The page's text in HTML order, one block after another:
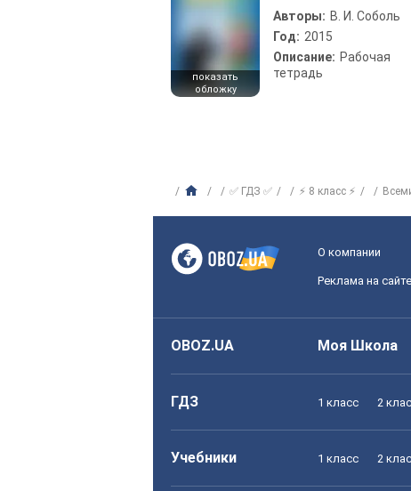
показать
обложку
Авторы: В. И. Соболь
Год: 2015
Описание: Рабочая
тетрадь
✅ ГДЗ ✅ ⚡ 8 класс ⚡
О компании
Реклама на сайте
OBOZ.UA Моя Школа
ГДЗ 1 класс 2
Учебники 1 класс 2